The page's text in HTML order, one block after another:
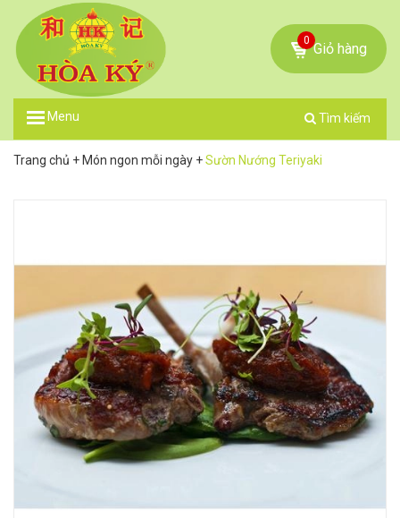
Giỏ hàng
0
Tìm kiếm
Menu
Trang chủ + Món ngon mỗi ngày +Sườn Nướng Teriyaki